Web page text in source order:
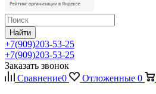
Найти
+7(909)203-53-25
+7(909)203-53-25
Заказать звонок
Сравнение0 Отложенные 0